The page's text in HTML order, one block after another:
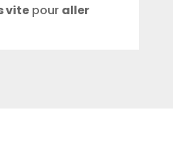
vitepour aller